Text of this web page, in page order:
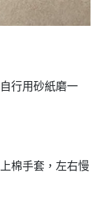
行用砂紙磨一
棉手套，左右慢